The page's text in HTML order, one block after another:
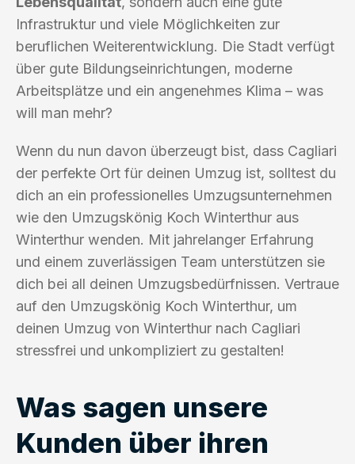
Infrastruktur und viele Möglichkeiten zur
beruflichen Weiterentwicklung. Die Stadt verfügt
über gute Bildungseinrichtungen, moderne
Arbeitsplätze und ein angenehmes Klima – was
will man mehr?
Wenn du nun davon überzeugt bist, dass Cagliari
der perfekte Ort für deinen Umzug ist, solltest du
dich an ein professionelles Umzugsunternehmen
wie den Umzugskönig Koch Winterthur aus
Winterthur wenden. Mit jahrelanger Erfahrung
und einem zuverlässigen Team unterstützen sie
dich bei all deinen Umzugsbedürfnissen. Vertraue
auf den Umzugskönig Koch Winterthur, um
deinen Umzug von Winterthur nach Cagliari
stressfrei und unkompliziert zu gestalten!
Was sagen unsere
Kunden über ihren